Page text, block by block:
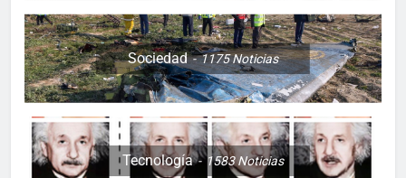
Sociedad 1175Noticias
Tecnología 1583Noticias